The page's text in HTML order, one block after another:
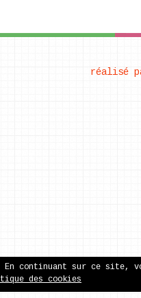
réalisé
continuant sur ce site,
des cookies